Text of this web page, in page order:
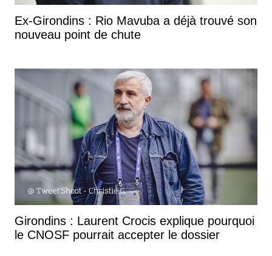
Ex-Girondins : Rio Mavuba a déjà trouvé son
nouveau point de chute
Girondins : Laurent Crocis explique pourquoi
le CNOSF pourrait accepter le dossier